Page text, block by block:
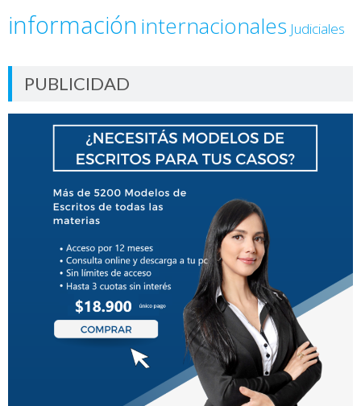
informacióninternacionales Judiciales
PUBLICIDAD